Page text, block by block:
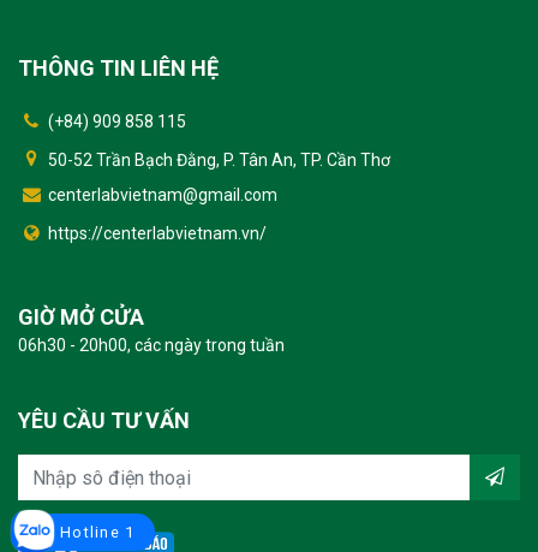
THÔNG TIN LIÊN HỆ
(+84) 909 858 115
50-52 Trần Bạch Đằng, P. Tân An, TP. Cần Thơ
centerlabvietnam@gmail.com
https://centerlabvietnam.vn/
GIỜ MỞ CỬA
06h30 - 20h00, các ngày trong tuần
YÊU CẦU TƯ VẤN
Hotline 1